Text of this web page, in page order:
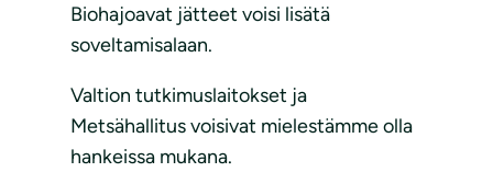
Biohajoavat jätteet voisi lisätä
soveltamisalaan.
Valtion tutkimuslaitokset ja
Metsähallitus voisivat mielestämme olla
hankeissa mukana.